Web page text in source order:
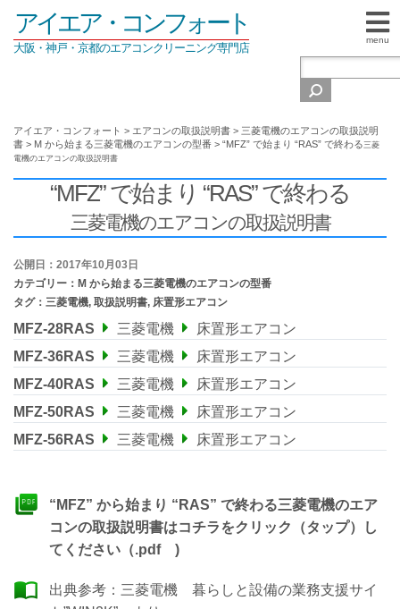
menu
アイエア・コンフォート
大阪・神戸・京都のエアコンクリーニング専門店
アイエア・コンフォート > エアコンの取扱説明書 > 三菱電機のエアコンの取扱説明
書 > M から始まる三菱電機のエアコンの型番 > “MFZ” で始まり “RAS” で終わる三菱
電機のエアコンの取扱説明書
“MFZ” で始まり “RAS” で終わる
三菱電機のエアコンの取扱説明書
公開日：2017年10月03日
カテゴリー： M から始まる三菱電機のエアコンの型番
タグ： 三菱電機, 取扱説明書, 床置形エアコン
MFZ-28RAS 三菱電機
床置形エアコン
MFZ-36RAS
三菱電機
床置形エアコン
MFZ-40RAS
三菱電機
床置形エアコン
MFZ-50RAS
三菱電機
床置形エアコン
MFZ-56RAS
三菱電機 床置形エアコン
“MFZ” から始まり “RAS” で終わる三菱電機のエア
コンの取扱説明書はコチラをクリック（タップ）し
てください（.pdf )
出典参考： 三菱電機 暮らしと設備の業務支援サイ